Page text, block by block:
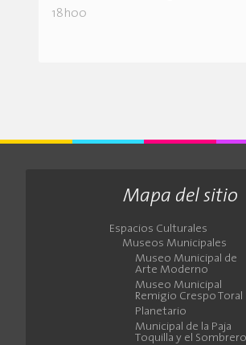
18h00
Mapa del sitio
Espacios Culturales
Museos Municipales
Museo Municipal de
Arte Moderno
Museo Municipal
Remigio Crespo Toral
Planetario
Municipal de la Paja
Toquilla y el Sombrero